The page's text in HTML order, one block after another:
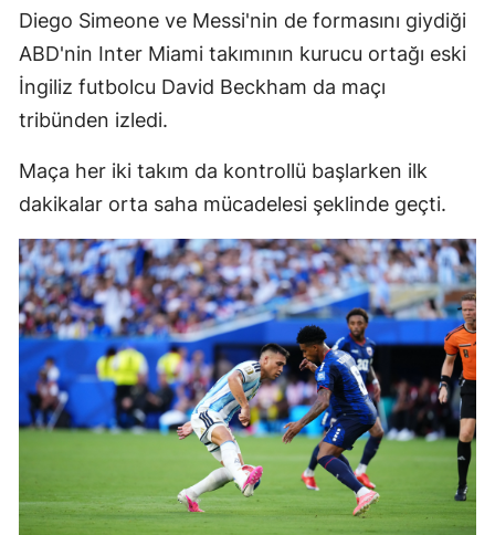
Eskişehir
Gümüşhane
Hakkari
Hatay
Isparta
Mersin
İstanbul
İzmir
Kars
Kastamonu
Diego Simeone ve Messi'nin de formasını giydiği
ABD'nin Inter Miami takımının kurucu ortağı eski
İngiliz futbolcu David Beckham da maçı
tribünden izledi.
Maça her iki takım da kontrollü başlarken ilk
dakikalar orta saha mücadelesi şeklinde geçti.